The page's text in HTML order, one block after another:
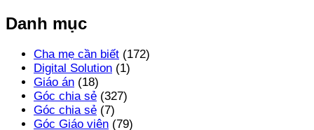
Danh mục
Cha mẹ cần biết (172)
Digital Solution (1)
Giáo án (18)
Góc chia sẻ (327)
Góc chia sẻ (7)
Góc Giáo viên (79)